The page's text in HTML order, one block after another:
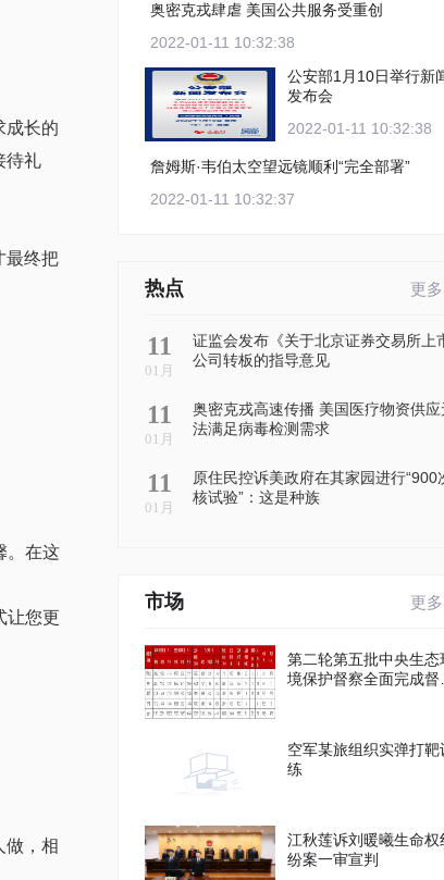
成长的
待礼
最终把
。在这
让您更
做，相
奥密克戎肆虐 美国公共服务受重创
2022-01-11 10:32:38
公安部1月10日举行新
发布会
2022-01-11 10:32:38
詹姆斯·韦伯太空望远镜顺利“完全部署”
2022-01-11 10:32:37
热点 更多
11
01月
证监会发布《关于北京证券交易所上
公司转板的指导意见
11
01月
奥密克戎高速传播 美国医疗物资供应
法满足病毒检测需求
11
01月
原住民控诉美政府在其家园进行“900
核试验”：这是种族
市场 更多
第二轮第五批中央生态
境保护督察全面完成督
空军某旅组织实弹打靶
练
江秋莲诉刘暖曦生命权
纷案一审宣判